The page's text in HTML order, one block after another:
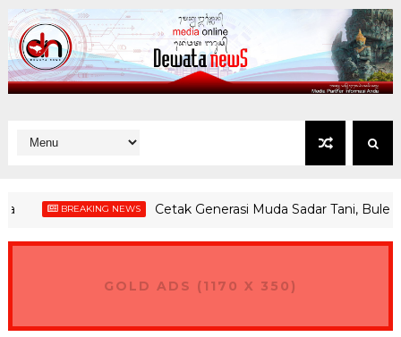
BREAKING NEWS Cetak Generasi Muda Sadar Tani, Buleleng
GOLD ADS (1170 X 350)